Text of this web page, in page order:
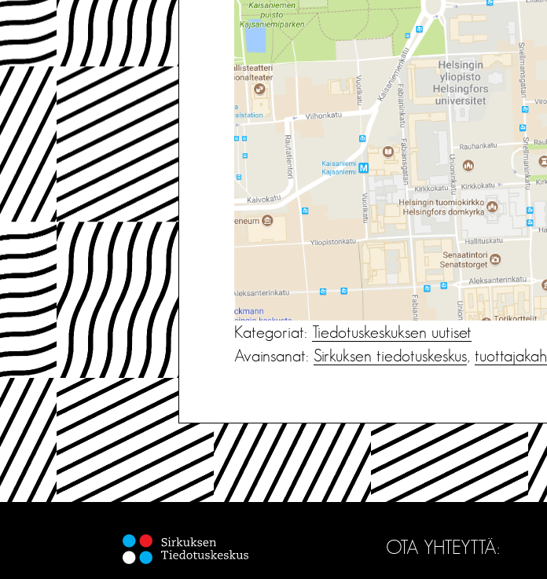
Kategoriat: Tiedotus­keskuksen uutiset
Avainsanat: Sirkuksen tiedotuskeskus,
OTA YHTEYTTÄ: